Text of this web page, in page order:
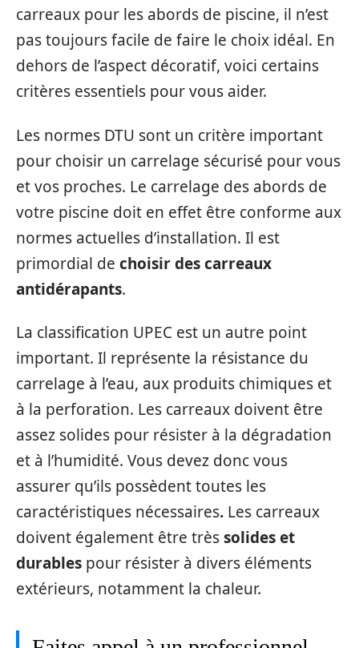
carreaux pour les abords de piscine, il n’est
pas toujours facile de faire le choix idéal. En
dehors de l’aspect décoratif, voici certains
critères essentiels pour vous aider.
Les normes DTU sont un critère important
pour choisir un carrelage sécurisé pour vous
et vos proches. Le carrelage des abords de
votre piscine doit en effet être conforme aux
normes actuelles d’installation. Il est
primordial de choisir des carreaux
antidérapants.
La classification UPEC est un autre point
important. Il représente la résistance du
carrelage à l’eau, aux produits chimiques et
à la perforation. Les carreaux doivent être
assez solides pour résister à la dégradation
et à l’humidité. Vous devez donc vous
assurer qu’ils possèdent toutes les
caractéristiques nécessaires. Les carreaux
doivent également être trèssolides et
durables pour résister à divers éléments
extérieurs, notamment la chaleur.